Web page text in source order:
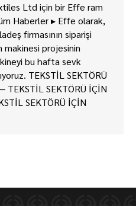
Ltd için bir Effe ram
Haberler ▸ Effe olarak,
firmasının siparişi
projesinin
bu hafta sevk
TEKSTİL SEKTÖRÜ
TEKSTİL SEKTÖRÜ İÇİN
SEKTÖRÜ İÇİN